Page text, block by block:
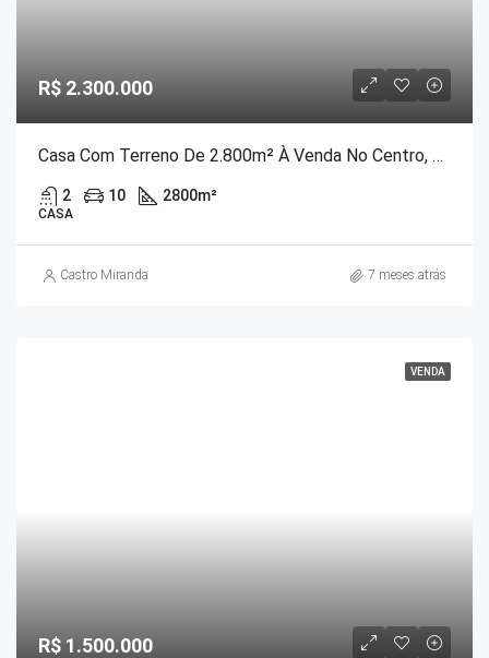
R$ 2.300.000
Casa Com Terreno De 2.800m² À Venda No Centro, Petrópolis/RJ
2 10 2800m²
CASA
Castro Miranda 7 meses atrás
VENDA
R$ 1.500.000